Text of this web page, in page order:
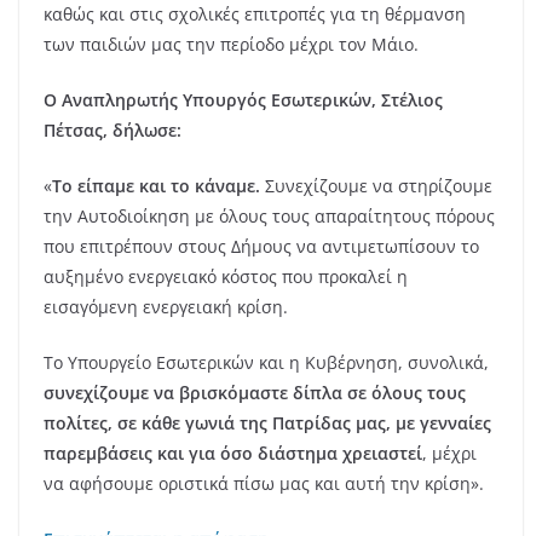
καθώς και στις σχολικές επιτροπές για τη θέρμανση
των παιδιών μας την περίοδο μέχρι τον Μάιο.
Ο Αναπληρωτής Υπουργός Εσωτερικών, Στέλιος
Πέτσας, δήλωσε:
«Το είπαμε και το κάναμε. Συνεχίζουμε να στηρίζουμε
την Αυτοδιοίκηση με όλους τους απαραίτητους πόρους
που επιτρέπουν στους Δήμους να αντιμετωπίσουν το
αυξημένο ενεργειακό κόστος που προκαλεί η
εισαγόμενη ενεργειακή κρίση.
Το Υπουργείο Εσωτερικών και η Κυβέρνηση, συνολικά,
συνεχίζουμε να βρισκόμαστε δίπλα σε όλους τους
πολίτες, σε κάθε γωνιά της Πατρίδας μας, με γενναίες
παρεμβάσεις και για όσο διάστημα χρειαστεί, μέχρι
να αφήσουμε οριστικά πίσω μας και αυτή την κρίση».